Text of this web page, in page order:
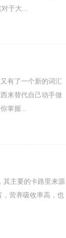
于大...
有了一个新的词汇
来替代自己动手做
掌握...
其主要的卡路里来源
营养吸收率高，也